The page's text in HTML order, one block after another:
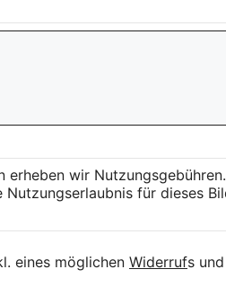
erheben wir
Nutzungserlaubnis für dieses
eines möglichen Widerrufs